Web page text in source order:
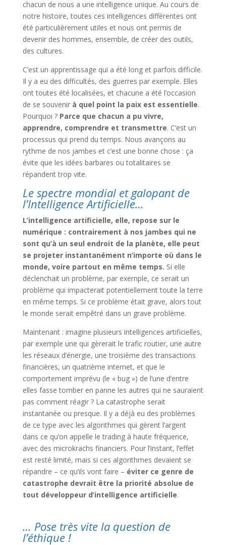
chacun de nous a une intelligence unique. Au cours de
notre histoire, toutes ces intelligences différentes ont
été particulièrement utiles et nous ont permis de
devenir des hommes, ensemble, de créer des outils,
des cultures.
C’est un apprentissage qui a été long et parfois difficile.
Il y a eu des difficultés, des guerres par exemple. Elles
ont toutes été localisées, et chacune a été l’occasion
de se souvenir à quel point la paix est essentielle.
Pourquoi ? Parce que chacun a pu vivre,
apprendre, comprendre et transmettre. C’est un
processus qui prend du temps. Nous avançons au
rythme de nos jambes et c’est une bonne chose : ça
évite que les idées barbares ou totalitaires se
répandent trop vite.
Le spectre mondial et galopant de
l’Intelligence Artificielle…
L’intelligence artificielle, elle, repose sur le
numérique : contrairement à nos jambes qui ne
sont qu’à un seul endroit de la planète, elle peut
se projeter instantanément n’importe où dans le
monde, voire partout en même temps. Si elle
déclenchait un problème, par exemple, ce serait un
problème qui impacterait potentiellement toute la terre
en même temps. Si ce problème était grave, alors tout
le monde serait empêtré dans un grave problème.
Maintenant : imagine plusieurs intelligences artificielles,
par exemple une qui gèrerait le trafic routier, une autre
les réseaux d’énergie, une troisième des transactions
financières, un quatrième internet, et que le
comportement imprévu (le « bug ») de l’une d’entre
elles fasse tomber en panne les autres qui ne sauraient
pas comment réagir ? La catastrophe serait
instantanée ou presque. Il y a déjà eu des problèmes
de ce type avec les algorithmes qui gèrent l’argent
dans ce qu’on appelle le trading à haute fréquence,
avec des microkrachs financiers. Pour l’instant, l’effet
est resté limité, mais si ces algorithmes devaient se
répandre – ce qu’ils vont faire – éviter ce genre de
catastrophe devrait être la priorité absolue de
tout développeur d’intelligence artificielle.
… Pose très vite la question de
l’éthique !